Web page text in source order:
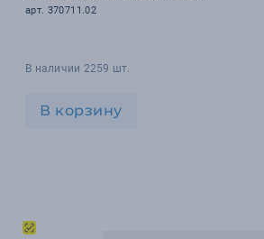
арт. 370711.02
В наличии 2259 шт.
В корзину